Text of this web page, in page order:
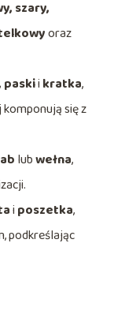
szary,
oraz
paskii kratka,
się z
lubwełna,
i poszetka,
podkreślając